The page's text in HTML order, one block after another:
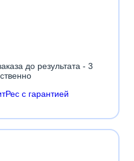
до результата - 3
с гарантией